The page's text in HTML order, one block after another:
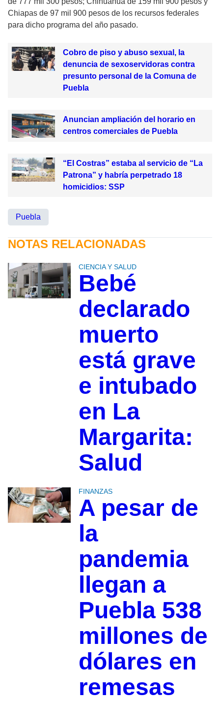
Chiapas de 97 mil 900 pesos de los recursos federales
para dicho programa del año pasado.
Cobro de piso y abuso sexual, la
denuncia de sexoservidoras contra
presunto personal de la Comuna de
Puebla
Anuncian ampliación del horario en
centros comerciales de Puebla
“El Costras” estaba al servicio de “La
Patrona” y habría perpetrado 18
homicidios: SSP
Puebla
NOTAS RELACIONADAS
CIENCIA Y SALUD
Bebé
declarado
muerto
está grave
e intubado
en La
Margarita:
Salud
FINANZAS
A pesar de
la
pandemia
llegan a
Puebla 538
millones de
dólares en
remesas